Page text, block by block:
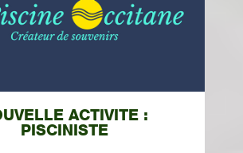
ACTIVITE :
PISCINISTE